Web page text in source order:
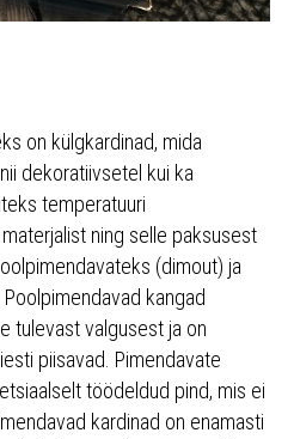
on külgkardinad, mida
dekoratiivsetel kui ka
temperatuuri
ning selle paksusest
(dimout) ja
kangad
tulevast valgusest ja on
piisavad. Pimendavate
töödeldud pind, mis ei
kardinad on enamasti